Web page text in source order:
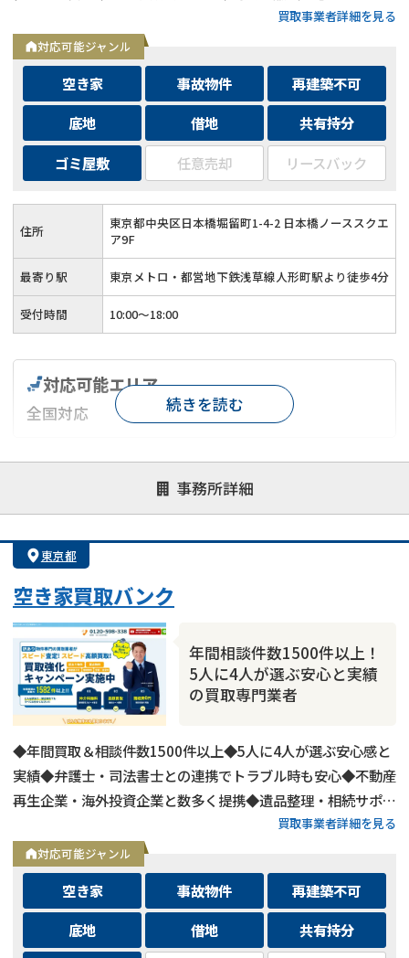
買取事業者詳細を見る
対応可能ジャンル
空き家 事故物件
再建築不可
底地
借地
共有持分
ゴミ屋敷
任意売却 リースバック
住所
東京都中央区日本橋堀留町1-4-2 日本橋ノーススクエ
ア9F
最寄り駅 東京メトロ・都営地下鉄浅草線人形町駅より徒歩4分
受付時間 10:00～18:00
事務所詳細
対応可能エリア
全国対応
対応が親身 オンライン面談可能
レスポンスが早い
1億円以上の買取可
続きを読む
東京都
空き家買取バンク
年間相談件数1500件以上！
5人に4人が選ぶ安心と実績
の買取専門業者
◆年間買取＆相談件数1500件以上◆5人に4人が選ぶ安心感と
実績◆弁護士・司法書士との連携でトラブル時も安心◆不動産
再生企業・海外投資企業と数多く提携◆遺品整理・相続サポー
トも可能◆メールとLINEは24時間相談受付中買取事業者詳細を見る
対応可能ジャンル
空き家 事故物件
再建築不可
底地
借地
共有持分